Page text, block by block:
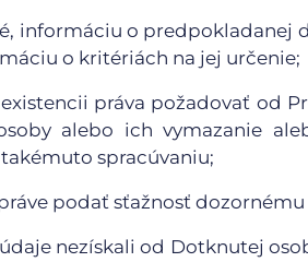
informáciu o predpokladanej
o kritériách na jej určenie;
práva požadovať od
alebo ich vymazanie
spracúvaniu;
podať sťažnosť dozornému
nezískali od Dotknutej